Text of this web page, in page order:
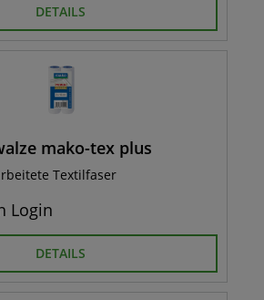
DETAILS
mako-tex plus
Textilfaser
Login
DETAILS